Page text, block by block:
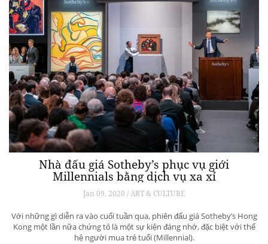
Nhà đấu giá Sotheby’s phục vụ giới
Millennials bằng dịch vụ xa xỉ
Jan 09, 2020 / ART & CULTURE
Với những gì diễn ra vào cuối tuần qua, phiên đấu giá Sotheby’s Hong
Kong một lần nữa chứng tỏ là một sự kiện đáng nhớ, đặc biệt với thế
hệ người mua trẻ tuổi (Millennial).